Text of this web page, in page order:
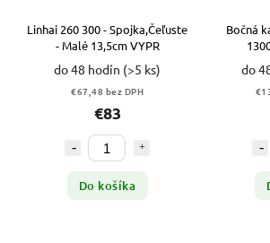
Linhai 260 300 - Spojka,Čeľuste
- Malé 13,5cm VYPR
do 48 hodín (>5 ks)
€67,48 bez DPH
€83
Do košíka
Bočná
do